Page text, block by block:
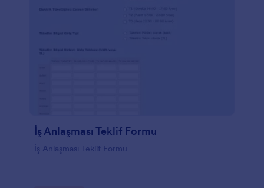
İş Anlaşması Teklif Formu
İş Anlaşması Teklif Formu